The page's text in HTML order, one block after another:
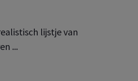
lijstje van
...